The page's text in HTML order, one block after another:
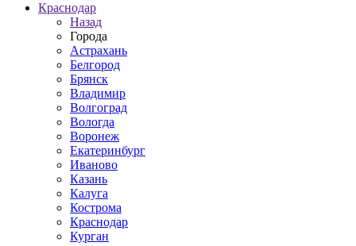
Краснодар
Назад
Города
Астрахань
Белгород
Брянск
Владимир
Волгоград
Вологда
Воронеж
Екатеринбург
Иваново
Казань
Калуга
Кострома
Краснодар
Курган